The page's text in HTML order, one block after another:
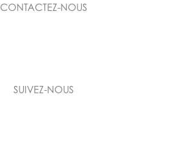
CONTACTEZ-NOUS
SUIVEZ-NOUS